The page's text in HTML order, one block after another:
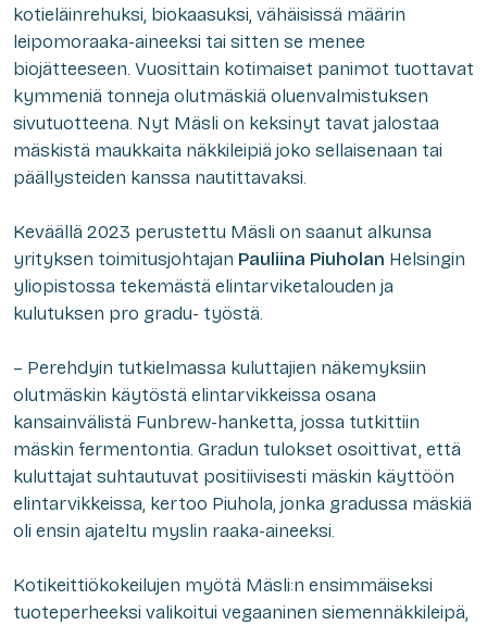
kotieläinrehuksi, biokaasuksi, vähäisissä määrin
leipomoraaka-aineeksi tai sitten se menee
biojätteeseen. Vuosittain kotimaiset panimot tuottavat
kymmeniä tonneja olutmäskiä oluenvalmistuksen
sivutuotteena. Nyt Mäsli on keksinyt tavat jalostaa
mäskistä maukkaita näkkileipiä joko sellaisenaan tai
päällysteiden kanssa nautittavaksi.
Keväällä 2023 perustettu Mäsli on saanut alkunsa
yrityksen toimitusjohtajan Pauliina Piuholan Helsingin
yliopistossa tekemästä elintarviketalouden ja
kulutuksen pro gradu- työstä.
– Perehdyin tutkielmassa kuluttajien näkemyksiin
olutmäskin käytöstä elintarvikkeissa osana
kansainvälistä Funbrew-hanketta, jossa tutkittiin
mäskin fermentontia. Gradun tulokset osoittivat, että
kuluttajat suhtautuvat positiivisesti mäskin käyttöön
elintarvikkeissa, kertoo Piuhola, jonka gradussa mäskiä
oli ensin ajateltu myslin raaka-aineeksi.
Kotikeittiökokeilujen myötä Mäsli:n ensimmäiseksi
tuoteperheeksi valikoitui vegaaninen siemennäkkileipä,